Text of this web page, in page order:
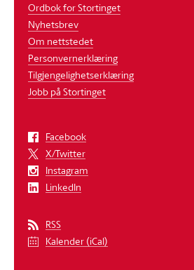
Ordbok for Stortinget
Nyhetsbrev
Om nettstedet
Personvernerklæring
Tilgjengelighetserklæring
Jobb på Stortinget
Facebook
X/Twitter
Instagram
LinkedIn
RSS
Kalender (iCal)